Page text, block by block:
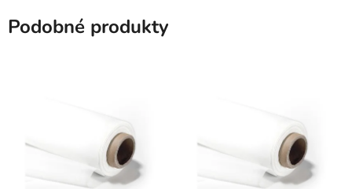
Podobné produkty